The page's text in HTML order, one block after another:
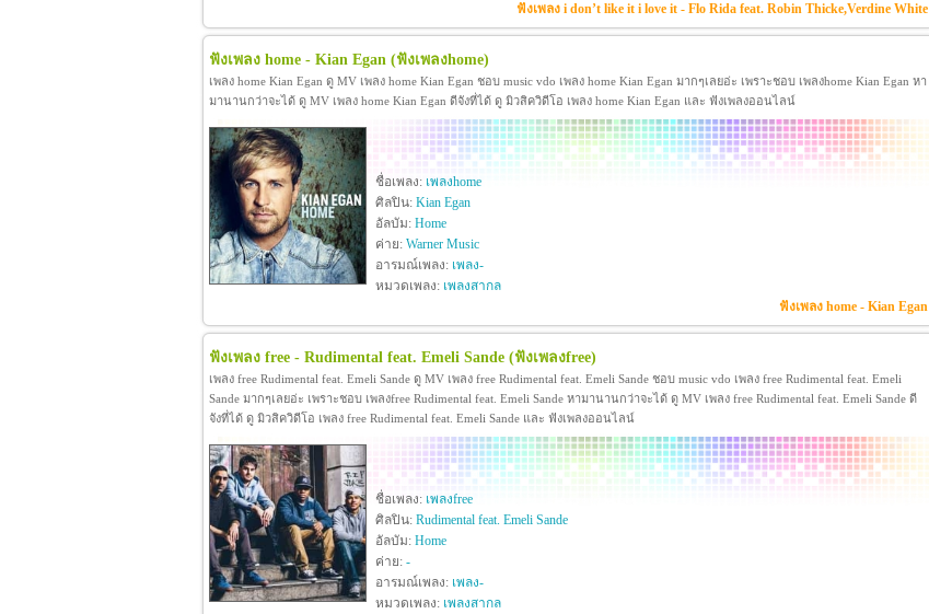
ฟังเพลง i don’t like it i love it - Flo Rida feat. Robin Thicke,Verdine White
ฟังเพลง home - Kian Egan (ฟังเพลงhome)
เพลง home Kian Egan ดู MV เพลง home Kian Egan ชอบ music vdo เพลง home Kian Egan มากๆเลยอ่ะ เพราะชอบ เพลงhome Kian Egan หา
มานานกว่าจะได้ ดู MV เพลง home Kian Egan ดีจังที่ได้ ดู มิวสิควิดีโอ เพลง home Kian Egan และ ฟังเพลงออนไลน์
ชื่อเพลง: เพลงhome
ศิลปิน: Kian Egan
อัลบัม: Home
ค่าย: Warner Music
อารมณ์เพลง: เพลง-
หมวดเพลง: เพลงสากล
ฟังเพลง home - Kian Egan
ฟังเพลง free - Rudimental feat. Emeli Sande (ฟังเพลงfree)
เพลง free Rudimental feat. Emeli Sande ดู MV เพลง free Rudimental feat. Emeli Sande ชอบ music vdo เพลง free Rudimental feat. Emeli
Sande มากๆเลยอ่ะ เพราะชอบ เพลงfree Rudimental feat. Emeli Sande หามานานกว่าจะได้ ดู MV เพลง free Rudimental feat. Emeli Sande ดี
จังที่ได้ ดู มิวสิควิดีโอ เพลง free Rudimental feat. Emeli Sande และ ฟังเพลงออนไลน์
ชื่อเพลง: เพลงfree
ศิลปิน: Rudimental feat. Emeli Sande
อัลบัม: Home
ค่าย: -
อารมณ์เพลง: เพลง-
หมวดเพลง: เพลงสากล